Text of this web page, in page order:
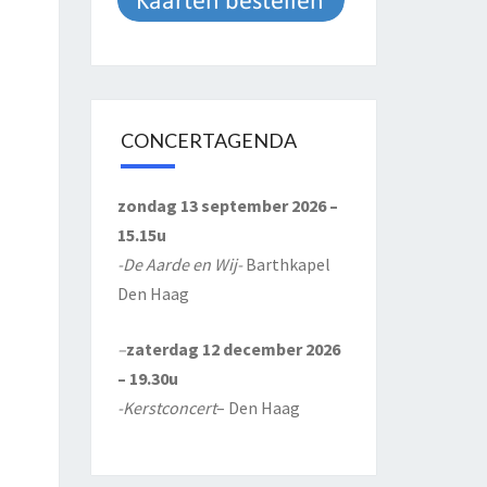
CONCERTAGENDA
zondag 13 september 2026 –
15.15u
-De Aarde en Wij-Barthkapel
Den Haag
–zaterdag 12 december 2026
– 19.30u
-Kerstconcert– Den Haag